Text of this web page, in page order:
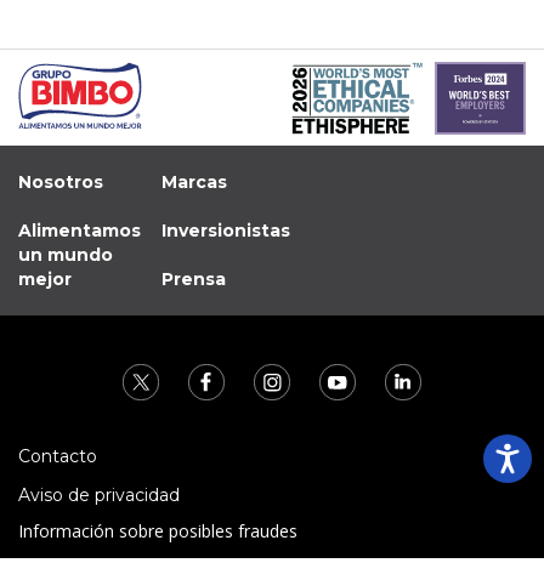
Nosotros
Alimentamos
un mundo
mejor
Marcas
Inversionistas
Prensa
Contacto
Aviso de privacidad
Información sobre posibles fraudes